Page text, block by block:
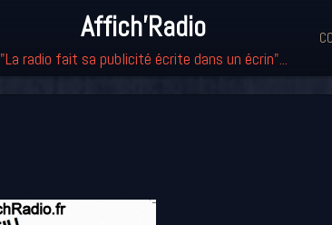
Affich'Radio
"La radio fait sa publicité écrite dans un écrin"...